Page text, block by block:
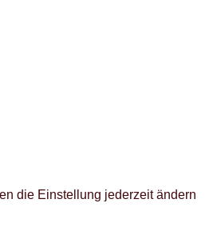
die Einstellung jederzeit ändern